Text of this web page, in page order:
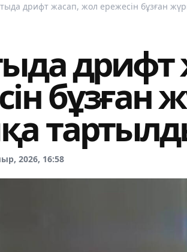
дрифт жасап, жол ережесін бұзған
дрифт
бұзған
2026, 16:58